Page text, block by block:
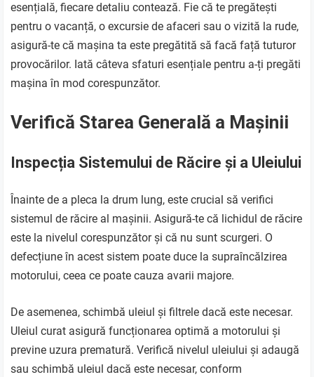
esențială, fiecare detaliu contează. Fie că te pregătești
pentru o vacanță, o excursie de afaceri sau o vizită la rude,
asigură-te că mașina ta este pregătită să facă față tuturor
provocărilor. Iată câteva sfaturi esențiale pentru a-ți pregăti
mașina în mod corespunzător.
Verifică Starea Generală a Mașinii
Inspecția Sistemului de Răcire și a Uleiului
Înainte de a pleca la drum lung, este crucial să verifici
sistemul de răcire al mașinii. Asigură-te că lichidul de răcire
este la nivelul corespunzător și că nu sunt scurgeri. O
defecțiune în acest sistem poate duce la supraîncălzirea
motorului, ceea ce poate cauza avarii majore.
De asemenea, schimbă uleiul și filtrele dacă este necesar.
Uleiul curat asigură funcționarea optimă a motorului și
previne uzura prematură. Verifică nivelul uleiului și adaugă
sau schimbă uleiul dacă este necesar, conform